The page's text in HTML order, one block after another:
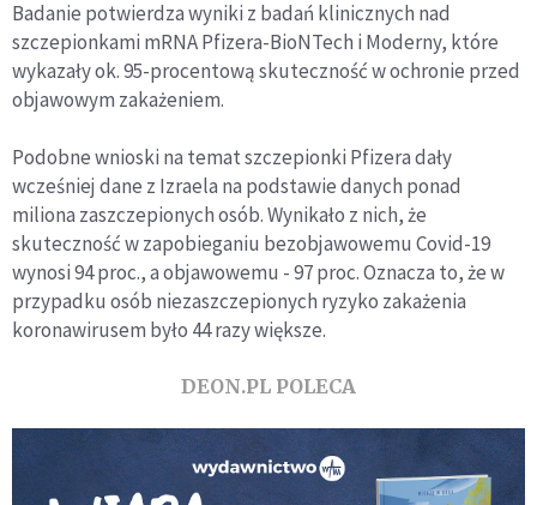
Badanie potwierdza wyniki z badań klinicznych nad
szczepionkami mRNA Pfizera-BioNTech i Moderny, które
wykazały ok. 95-procentową skuteczność w ochronie przed
objawowym zakażeniem.
Podobne wnioski na temat szczepionki Pfizera dały
wcześniej dane z Izraela na podstawie danych ponad
miliona zaszczepionych osób. Wynikało z nich, że
skuteczność w zapobieganiu bezobjawowemu Covid-19
wynosi 94 proc., a objawowemu - 97 proc. Oznacza to, że w
przypadku osób niezaszczepionych ryzyko zakażenia
koronawirusem było 44 razy większe.
DEON.PL POLECA